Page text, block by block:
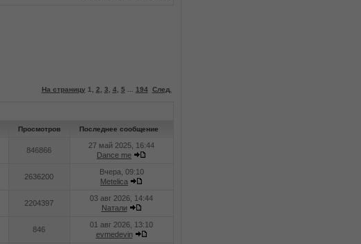
На страницу 1 2 3 4, 5 194 След.
Просмотров Последнее сообщение
846866
27 май 2025, 16:44
Dance me
2636200
Вчера, 09:10
Metelica
2204397
03 авг 2026, 14:44
Nатали
846
01 авг 2026, 13:10
evmedevin